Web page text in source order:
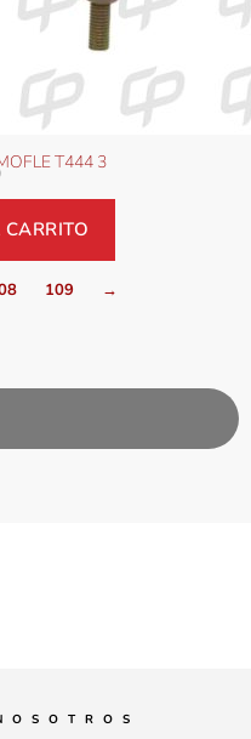
T444 3
109 →
S O T R O S